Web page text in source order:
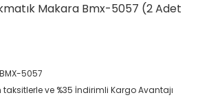
Makara Bmx-5057 (2 Adet
BMX-5057
ve %35 İndirimli Kargo Avantajı